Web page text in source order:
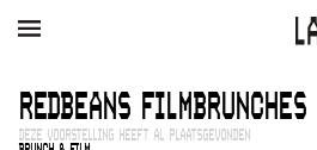
AGENDA FILM MUZIEK RESTAURANT
Winkelmandje
Zoek
REDBEANS FILMBRUNCHES
DEZE VOORSTELLING HEEFT AL PLAATSGEVONDEN